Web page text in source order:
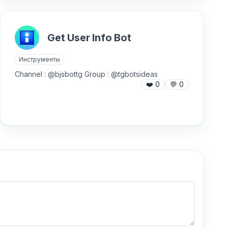
Get User Info Bot
Инструменты
Channel : @bjsbottg Group : @tgbotsideas
❤️ 0 💬 0